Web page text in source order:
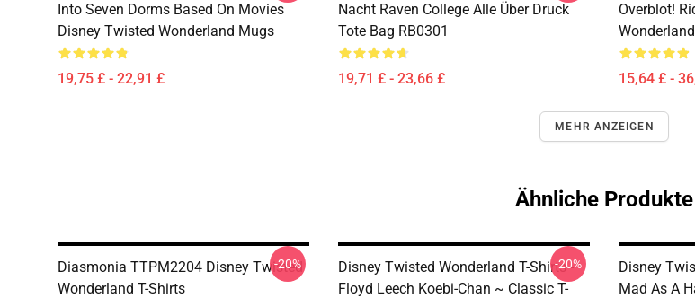
Into Seven Dorms Based On Movies
Disney Twisted Wonderland Mugs
19,75 £ - 22,91 £
Nacht Raven College Alle Über Druck
Tote Bag RB0301
19,71 £ - 23,66 £
Overblot!
15,64 £ -
MEHR ANZEIGEN
Ähnliche Produkte
Diasmonia TTPM2204 Disney Twisted
Wonderland T-Shirts
-20%
Disney Twisted Wonderland T-Shirts -
Floyd Leech Koebi-Chan ~ Classic T-
-20%
Disney
Mad As A